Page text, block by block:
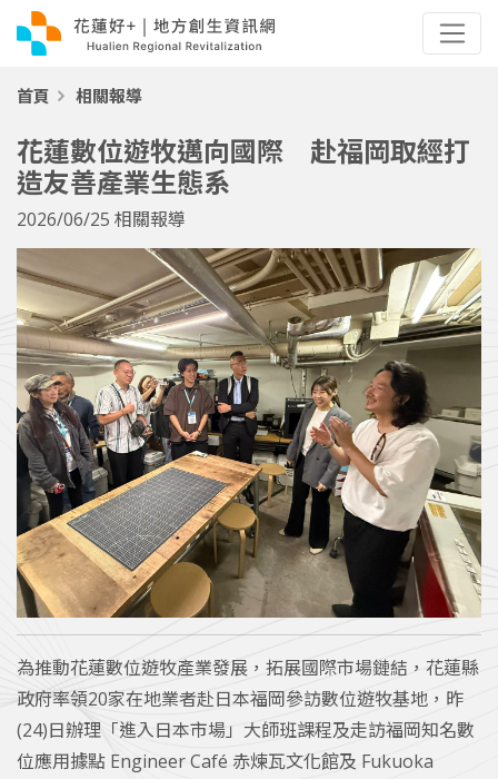
首頁 相關報導
花蓮數位遊牧邁向國際 赴福岡取經打
造友善產業生態系
2026/06/25 相關報導
為推動花蓮數位遊牧產業發展，拓展國際市場鏈結，花蓮縣
政府率領20家在地業者赴日本福岡參訪數位遊牧基地，昨
(24)日辦理「進入日本市場」大師班課程及走訪福岡知名數
位應用據點 Engineer Café 赤煉瓦文化館及 Fukuoka